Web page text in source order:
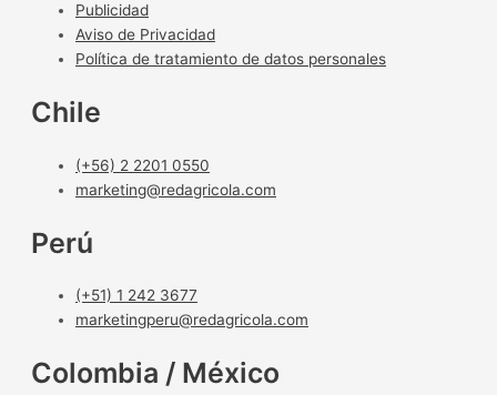
Publicidad
Aviso de Privacidad
Política de tratamiento de datos personales
Chile
(+56) 2 2201 0550
marketing@redagricola.com
Perú
(+51) 1 242 3677
marketingperu@redagricola.com
Colombia / México